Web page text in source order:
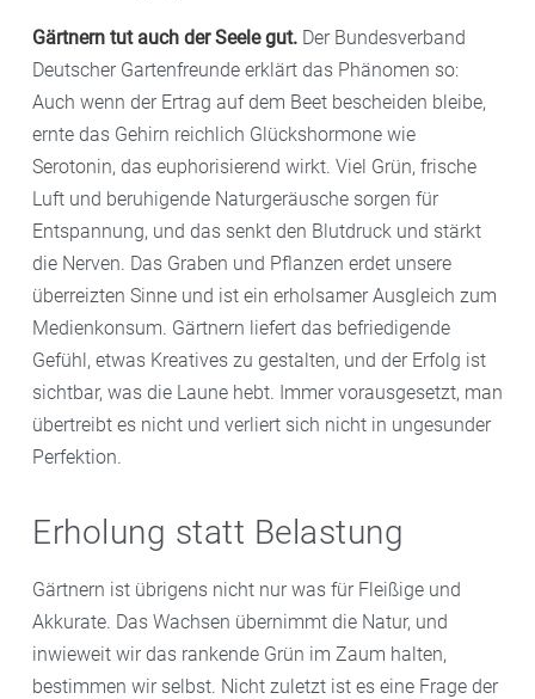
Gärtnern tut auch der Seele gut. Der Bundesverband
Deutscher Gartenfreunde erklärt das Phänomen so:
Auch wenn der Ertrag auf dem Beet bescheiden bleibe,
ernte das Gehirn reichlich Glückshormone wie
Serotonin, das euphorisierend wirkt. Viel Grün, frische
Luft und beruhigende Naturgeräusche sorgen für
Entspannung, und das senkt den Blutdruck und stärkt
die Nerven. Das Graben und Pflanzen erdet unsere
überreizten Sinne und ist ein erholsamer Ausgleich zum
Medienkonsum. Gärtnern liefert das befriedigende
Gefühl, etwas Kreatives zu gestalten, und der Erfolg ist
sichtbar, was die Laune hebt. Immer vorausgesetzt, man
übertreibt es nicht und verliert sich nicht in ungesunder
Perfektion.
Erholung statt Belastung
Gärtnern ist übrigens nicht nur was für Fleißige und
Akkurate. Das Wachsen übernimmt die Natur, und
inwieweit wir das rankende Grün im Zaum halten,
bestimmen wir selbst. Nicht zuletzt ist es eine Frage der